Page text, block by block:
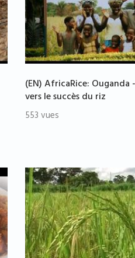
(EN) AfricaRice: Ouganda
vers le succès du riz
553 vues